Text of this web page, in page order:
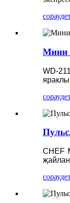
сорау
Мини
WD-
сорау
CHEF
сорау